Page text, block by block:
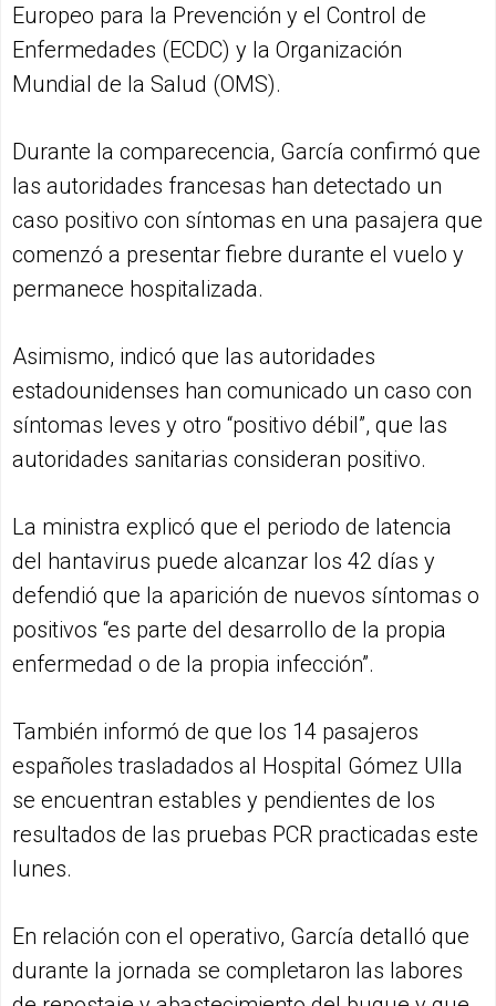
Europeo para la Prevención y el Control de
Enfermedades (ECDC) y la Organización
Mundial de la Salud (OMS).
Durante la comparecencia, García confirmó que
las autoridades francesas han detectado un
caso positivo con síntomas en una pasajera que
comenzó a presentar fiebre durante el vuelo y
permanece hospitalizada.
Asimismo, indicó que las autoridades
estadounidenses han comunicado un caso con
síntomas leves y otro “positivo débil”, que las
autoridades sanitarias consideran positivo.
La ministra explicó que el periodo de latencia
del hantavirus puede alcanzar los 42 días y
defendió que la aparición de nuevos síntomas o
positivos “es parte del desarrollo de la propia
enfermedad o de la propia infección”.
También informó de que los 14 pasajeros
españoles trasladados al Hospital Gómez Ulla
se encuentran estables y pendientes de los
resultados de las pruebas PCR practicadas este
lunes.
En relación con el operativo, García detalló que
durante la jornada se completaron las labores